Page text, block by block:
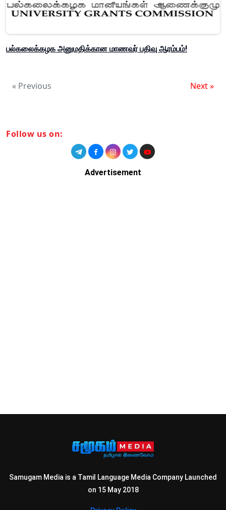
பல்கலைக்கழக அனுமதிக்கான மாணவர் பதிவு ஆரம்பம்!
« Previous Next »
Follow us on:
Advertisement
Samugam Media is a Tamil Language Media Company Launched
on 15 May 2018